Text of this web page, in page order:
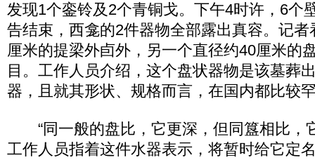
发现1个銮铃及2个青铜戈。下午4时许，6个
告结束，西龛的2件器物全部露出真容。记
厘米的提梁外卣外，另一个直径约40厘米的
目。工作人员介绍，这个盘状器物是该墓葬
器，且就其形状、规格而言，在国内都比较
“同一般的盘比，它更深，但同簋相比，
工作人员指着这件水器表示，将暂时给它定